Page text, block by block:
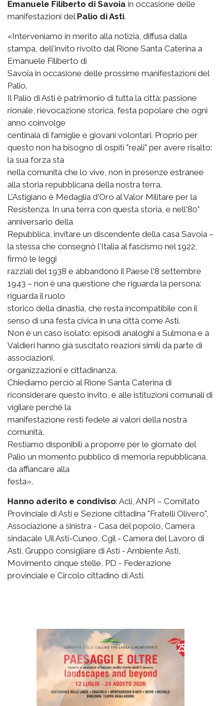
Emanuele Filiberto di Savoia in occasione delle
manifestazioni del Palio di Asti.
«Interveniamo in merito alla notizia, diffusa dalla
stampa, dell'invito rivolto dal Rione Santa Caterina a
Emanuele Filiberto di
Savoia in occasione delle prossime manifestazioni del
Palio.
Il Palio di Asti è patrimonio di tutta la città: passione
rionale, rievocazione storica, festa popolare che ogni
anno coinvolge
centinaia di famiglie e giovani volontari. Proprio per
questo non ha bisogno di ospiti "reali" per avere risalto:
la sua forza sta
nella comunità che lo vive, non in presenze estranee
alla storia repubblicana della nostra terra.
L'Astigiano è Medaglia d'Oro al Valor Militare per la
Resistenza. In una terra con questa storia, e nell'80°
anniversario della
Repubblica, invitare un discendente della casa Savoia –
la stessa che consegnò l'Italia al fascismo nel 1922,
firmò le leggi
razziali del 1938 e abbandonò il Paese l'8 settembre
1943 – non è una questione che riguarda la persona:
riguarda il ruolo
storico della dinastia, che resta incompatibile con il
senso di una festa civica in una città come Asti.
Non è un caso isolato: episodi analoghi a Sulmona e a
Valdieri hanno già suscitato reazioni simili da parte di
associazioni,
organizzazioni e cittadinanza.
Chiediamo perciò al Rione Santa Caterina di
riconsiderare questo invito, e alle istituzioni comunali di
vigilare perché la
manifestazione resti fedele ai valori della nostra
comunità.
Restiamo disponibili a proporre per le giornate del
Palio un momento pubblico di memoria repubblicana,
da affiancare alla
festa».
Hanno aderito e condiviso: Acli, ANPI – Comitato
Provinciale di Asti e Sezione cittadina "Fratelli Olivero",
Associazione a sinistra - Casa del popolo, Camera
sindacale Uil Asti-Cuneo, Cgil - Camera del Lavoro di
Asti, Gruppo consigliare di Asti - Ambiente Asti,
Movimento cinque stelle, PD - Federazione
provinciale e Circolo cittadino di Asti.